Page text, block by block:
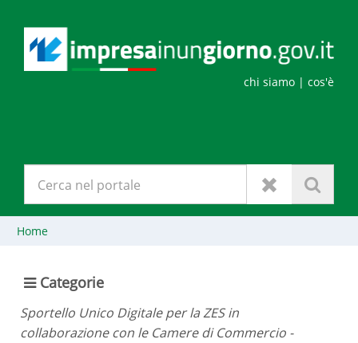
| cos'è
chi siamo
Home
Categorie
Sportello Unico Digitale per la ZES in
collaborazione con le Camere di Commercio -